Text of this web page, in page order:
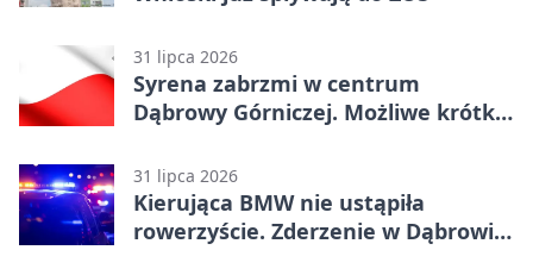
31 lipca 2026
Syrena zabrzmi w centrum
Dąbrowy Górniczej. Możliwe krótkie
31 lipca 2026
Kierująca BMW nie ustąpiła
rowerzyście. Zderzenie w Dąbrowie